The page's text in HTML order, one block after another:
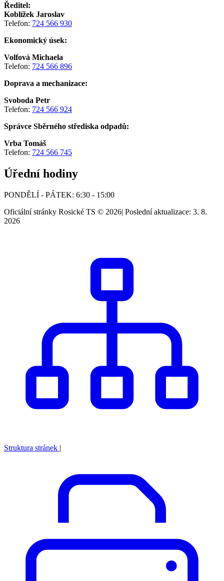
Ředitel:
Koblížek Jaroslav
Telefon: 724 566 930
Ekonomický úsek:
Volfová Michaela
Telefon: 724 566 896
Doprava a mechanizace:
Svoboda Petr
Telefon: 724 566 924
Správce Sběrného střediska odpadů:
Vrba Tomáš
Telefon: 724 566 745
Úřední hodiny
PONDĚLÍ - PÁTEK: 6:30 - 15:00
Oficiální stránky Rosické TS © 2026| Poslední aktualizace: 3. 8.
2026
Struktura stránek |